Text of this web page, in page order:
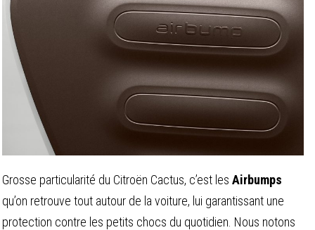
Grosse particularité du Citroën Cactus, c’est les Airbumps
qu’on retrouve tout autour de la voiture, lui garantissant une
protection contre les petits chocs du quotidien. Nous notons